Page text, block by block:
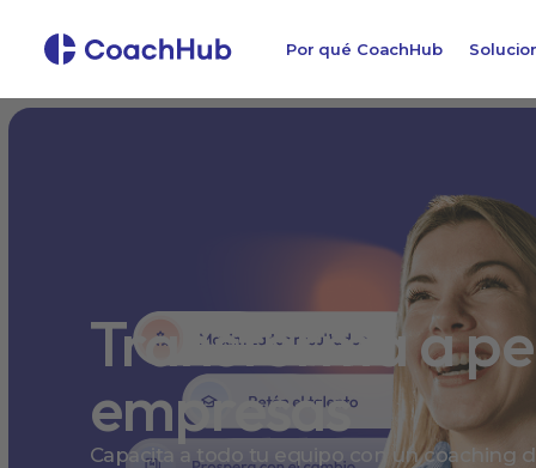
Por qué CoachHub
Transforma a
empresas
Capacita a todo tu equipo con un coaching